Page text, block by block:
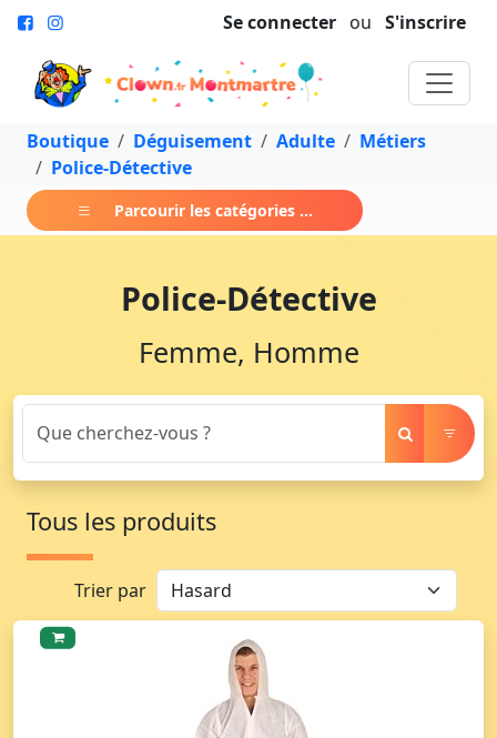
Se connecter ou S'inscrire
Boutique Déguisement Adulte
Métiers
Police-Détective
Parcourir les catégories ...
Police-Détective
Femme, Homme
Tous les produits
Trier par